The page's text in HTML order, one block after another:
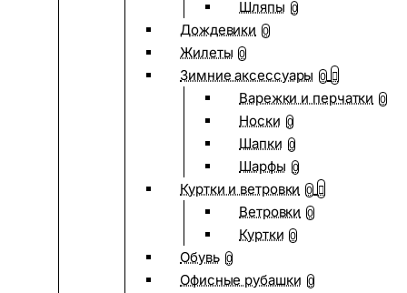
Шляпы 0
Дождевики 0
Жилеты 0
Зимние аксессуары 0
Варежки и перчатки 0
Носки 0
Шапки 0
Шарфы 0
Куртки и ветровки 0
Ветровки 0
Куртки 0
Обувь 0
Офисные рубашки 0